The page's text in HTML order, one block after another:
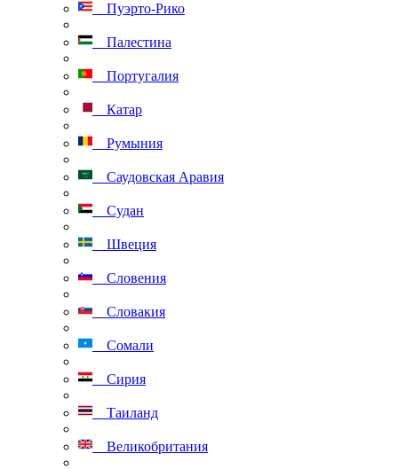
Пуэрто-Рико
Палестина
Португалия
Катар
Румыния
Саудовская Аравия
Судан
Швеция
Словения
Словакия
Сомали
Сирия
Таиланд
Великобритания